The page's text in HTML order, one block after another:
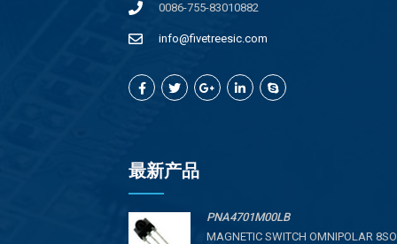
0086-755-83010882
info@fivetreesic.com
最新产品
PNA4701M00LB
MAGNETIC SWITCH OMNIPOLAR